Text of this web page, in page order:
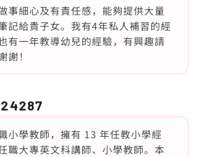
事細心及有責任感，能夠提供大量
記給貴子女。我有4年私人補習的經
有一年教導幼兒的經驗，有興趣請
謝！
24287
小學教師，擁有 13 年任教小學經
職大專英文科講師、小學教師。本